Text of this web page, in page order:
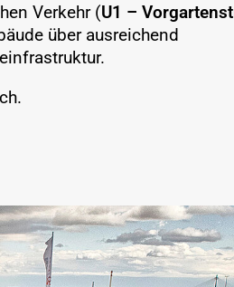
Verkehr (U1 –
über ausreichend